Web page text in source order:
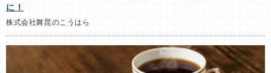
に！
株式会社舞昆のこうはら